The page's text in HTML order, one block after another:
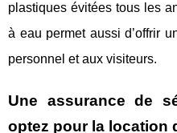
plastiques évitées tous les
à eau permet aussi d’offrir
personnel et aux visiteurs.
Une assurance de
optez pour la location